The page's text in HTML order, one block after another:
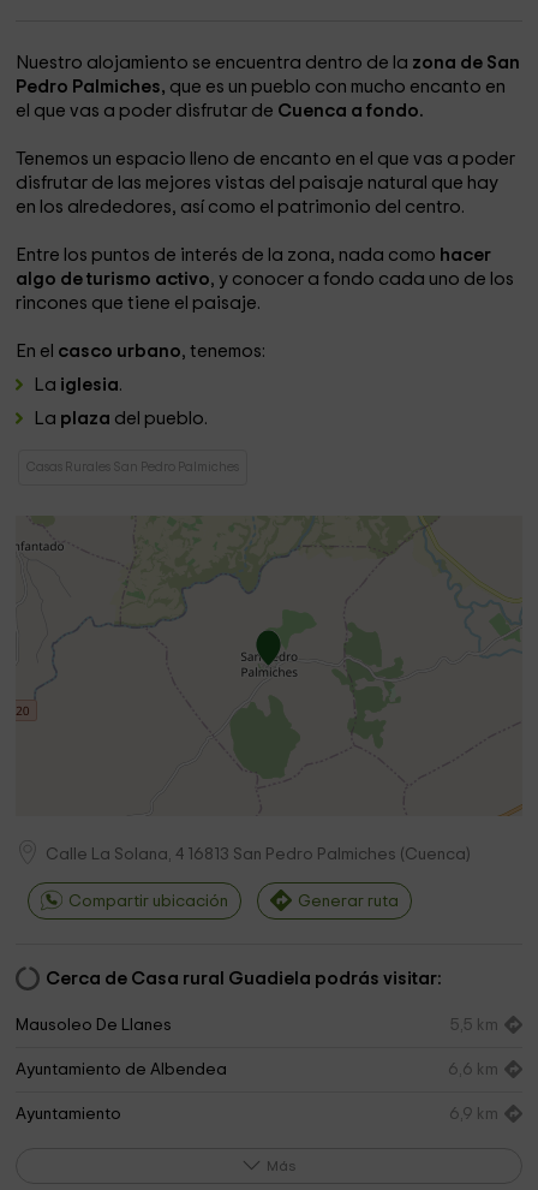
Nuestro alojamiento se encuentra dentro de la zona de San
Pedro Palmiches, que es un pueblo con mucho encanto en
el que vas a poder disfrutar de Cuenca a fondo.
Tenemos un espacio lleno de encanto en el que vas a poder
disfrutar de las mejores vistas del paisaje natural que hay
en los alrededores, así como el patrimonio del centro.
Entre los puntos de interés de la zona, nada como hacer
algo de turismo activo, y conocer a fondo cada uno de los
rincones que tiene el paisaje.
En el casco urbano, tenemos:
La iglesia.
La plaza del pueblo.
Casas Rurales San Pedro Palmiches
Calle La Solana, 4 16813 San Pedro Palmiches (Cuenca)
Compartir ubicación Generar ruta
Cerca de Casa rural Guadiela podrás visitar:
Mausoleo De Llanes 5,5 km
Ayuntamiento de Albendea 6,6 km
Ayuntamiento 6,9 km
Más